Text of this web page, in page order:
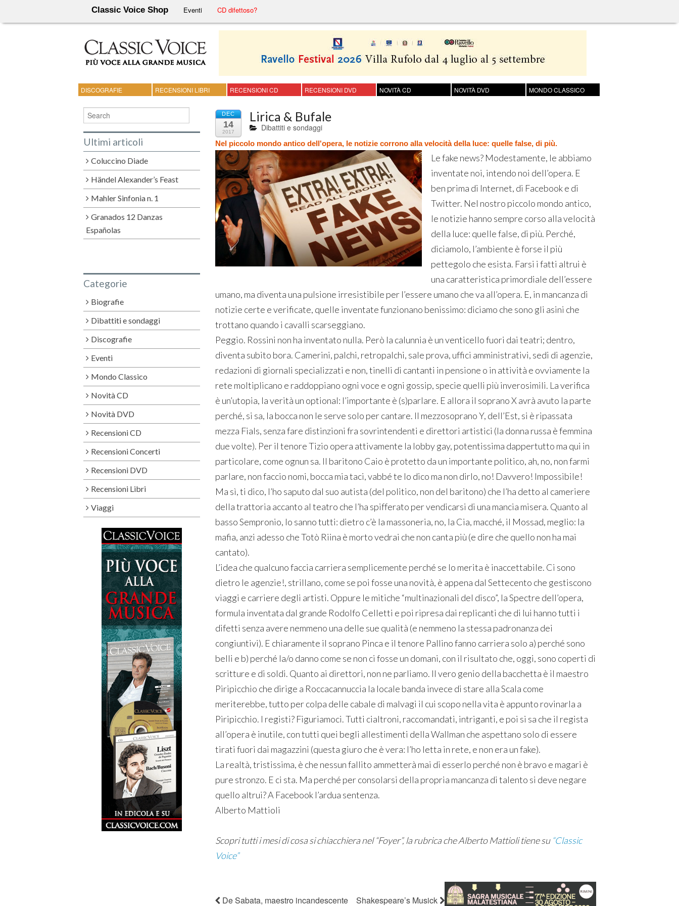
Classic Voice Shop Eventi CD difettoso?
DISCOGRAFIE RECENSIONI LIBRI RECENSIONI CD RECENSIONI DVD NOVITÀ CD NOVITÀ DVD MONDO CLASSICO
DEC
14
2017
Lirica & Bufale
Dibattiti e sondaggi
Nel piccolo mondo antico dell'opera, le notizie corrono alla velocità della luce: quelle false, di più.
Le fake news? Modestamente, le abbiamo
inventate noi, intendo noi dell’opera. E
ben prima di Internet, di Facebook e di
Twitter. Nel nostro piccolo mondo antico,
le notizie hanno sempre corso alla velocità
della luce: quelle false, di più. Perché,
diciamolo, l’ambiente è forse il più
pettegolo che esista. Farsi i fatti altrui è
una caratteristica primordiale dell’essere
umano, ma diventa una pulsione irresistibile per l’essere umano che va all’opera. E, in mancanza di
notizie certe e verificate, quelle inventate funzionano benissimo: diciamo che sono gli asini che
trottano quando i cavalli scarseggiano.
Peggio. Rossini non ha inventato nulla. Però la calunnia è un venticello fuori dai teatri; dentro,
diventa subito bora. Camerini, palchi, retropalchi, sale prova, uffici amministrativi, sedi di agenzie,
redazioni di giornali specializzati e non, tinelli di cantanti in pensione o in attività e ovviamente la
rete moltiplicano e raddoppiano ogni voce e ogni gossip, specie quelli più inverosimili. La verifica
è un’utopia, la verità un optional: l’importante è (s)parlare. E allora il soprano X avrà avuto la parte
perché, si sa, la bocca non le serve solo per cantare. Il mezzosoprano Y, dell’Est, si è ripassata
mezza Fials, senza fare distinzioni fra sovrintendenti e direttori artistici (la donna russa è femmina
due volte). Per il tenore Tizio opera attivamente la lobby gay, potentissima dappertutto ma qui in
particolare, come ognun sa. Il baritono Caio è protetto da un importante politico, ah, no, non farmi
parlare, non faccio nomi, bocca mia taci, vabbé te lo dico ma non dirlo, no! Davvero! Impossibile!
Ma sì, ti dico, l’ho saputo dal suo autista (del politico, non del baritono) che l’ha detto al cameriere
della trattoria accanto al teatro che l’ha spifferato per vendicarsi di una mancia misera. Quanto al
basso Sempronio, lo sanno tutti: dietro c’è la massoneria, no, la Cia, macché, il Mossad, meglio: la
mafia, anzi adesso che Totò Riina è morto vedrai che non canta più (e dire che quello non ha mai
cantato).
L’idea che qualcuno faccia carriera semplicemente perché se lo merita è inaccettabile. Ci sono
dietro le agenzie!, strillano, come se poi fosse una novità, è appena dal Settecento che gestiscono
viaggi e carriere degli artisti. Oppure le mitiche “multinazionali del disco”, la Spectre dell’opera,
formula inventata dal grande Rodolfo Celletti e poi ripresa dai replicanti che di lui hanno tutti i
difetti senza avere nemmeno una delle sue qualità (e nemmeno la stessa padronanza dei
congiuntivi). E chiaramente il soprano Pinca e il tenore Pallino fanno carriera solo a) perché sono
belli e b) perché la/o danno come se non ci fosse un domani, con il risultato che, oggi, sono coperti di
scritture e di soldi. Quanto ai direttori, non ne parliamo. Il vero genio della bacchetta è il maestro
Piripicchio che dirige a Roccacannuccia la locale banda invece di stare alla Scala come
meriterebbe, tutto per colpa delle cabale di malvagi il cui scopo nella vita è appunto rovinarla a
Piripicchio. I registi? Figuriamoci. Tutti cialtroni, raccomandati, intriganti, e poi si sa che il regista
all’opera è inutile, con tutti quei begli allestimenti della Wallman che aspettano solo di essere
tirati fuori dai magazzini (questa giuro che è vera: l’ho letta in rete, e non era un fake).
La realtà, tristissima, è che nessun fallito ammetterà mai di esserlo perché non è bravo e magari è
pure stronzo. E ci sta. Ma perché per consolarsi della propria mancanza di talento si deve negare
quello altrui? A Facebook l’ardua sentenza.
Alberto Mattioli
Scopri tutti i mesi di cosa si chiacchiera nel “Foyer”, la rubrica che Alberto Mattioli tiene su “Classic
Voice”
De Sabata, maestro incandescente Shakespeare’s Musick
Ultimi articoli
Coluccino Diade
Händel Alexander’s Feast
Mahler Sinfonia n. 1
Granados 12 Danzas
Españolas
Categorie
Biografie
Dibattiti e sondaggi
Discografie
Eventi
Mondo Classico
Novità CD
Novità DVD
Recensioni CD
Recensioni Concerti
Recensioni DVD
Recensioni Libri
Viaggi